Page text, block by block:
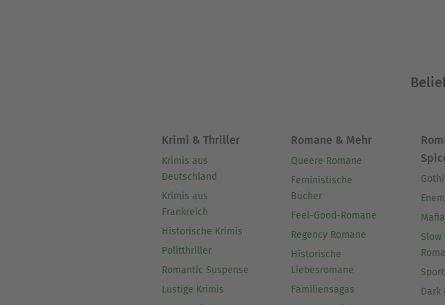
Krimi & Thriller
Krimis aus
Deutschland
Krimis aus
Frankreich
Historische Krimis
Politthriller
Romantic Suspense
Lustige Krimis
Romane & Mehr
Queere Romane
Feministische
Bücher
Feel-Good-Romane
Regency Romane
Historische
Liebesromane
Familiensagas
Slow
Dark